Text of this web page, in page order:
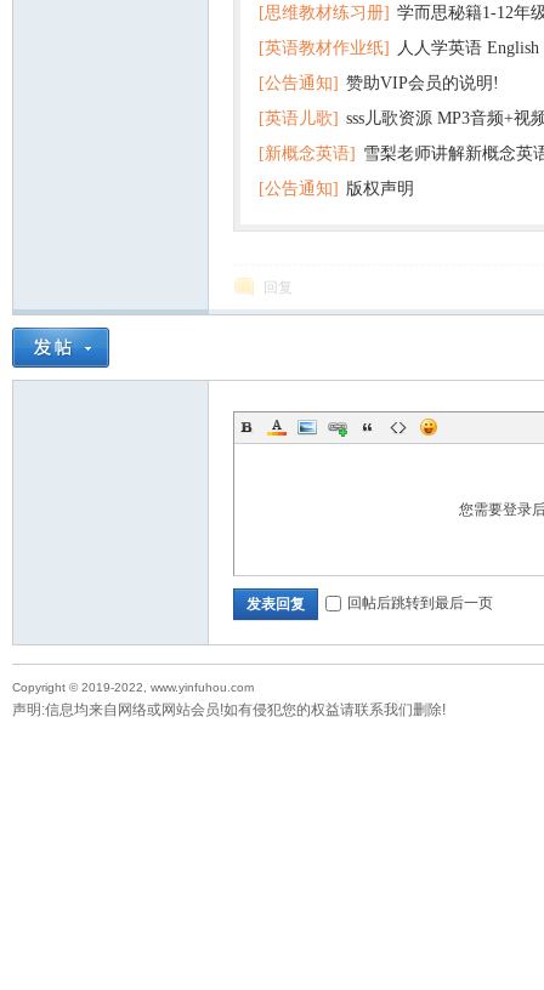
+音频 百度云网盘下载
[思维教材练习册] 学而思秘籍1-12年
子版PDF全册 百度网盘
[英语教材作业纸] 人人学英语
版pdf 百度网盘下载
[公告通知] 赞助VIP会员的说明!
[英语儿歌] sss儿歌资源 MP3音频+视
百度云网盘下载
[新概念英语] 雪梨老师讲解新概念英
[公告通知] 版权声明
回复
您需要登录
发表回复 回帖后跳转到最后一页
Copyright © 2019-2022, www.yinfuhou.com
声明:信息均来自网络或网站会员!如有侵犯您的权益请联系我们删除!